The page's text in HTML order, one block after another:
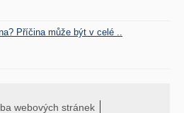
Příčina může být v celé ..
webových stránek